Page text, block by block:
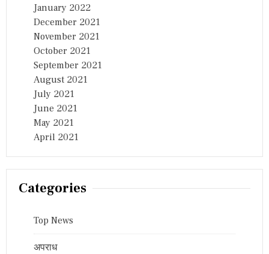
January 2022
December 2021
November 2021
October 2021
September 2021
August 2021
July 2021
June 2021
May 2021
April 2021
Categories
Top News
अपराध